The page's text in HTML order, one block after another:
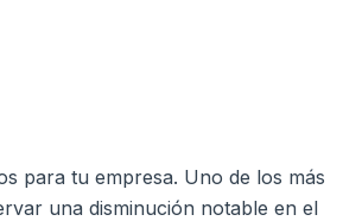
para tu empresa. Uno de los más
una disminución notable en el